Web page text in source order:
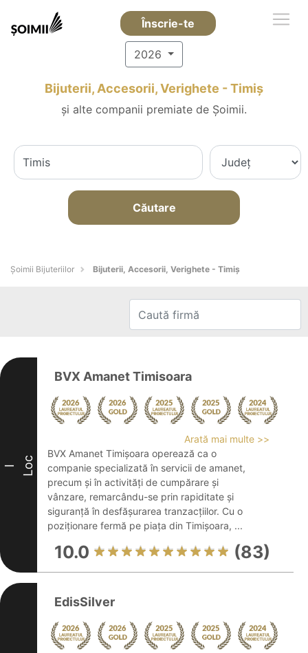
Înscrie-te
2026
Bijuterii, Accesorii, Verighete - Timiş
și alte companii premiate de Șoimii.
Căutare
Şoimii Bijuteriilor Bijuterii, Accesorii, Verighete - Timiş
I Loc
BVX Amanet Timisoara
Arată mai multe >>
BVX Amanet Timișoara operează ca o
companie specializată în servicii de amanet,
precum și în activități de cumpărare și
vânzare, remarcându-se prin rapiditate și
siguranță în desfășurarea tranzacțiilor. Cu o
poziționare fermă pe piața din Timișoara, ...
10.0 (83)
EdisSilver